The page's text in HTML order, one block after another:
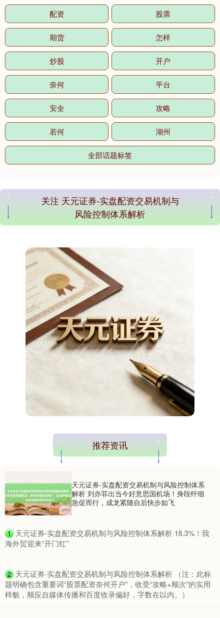
配资 股票
期货 怎样
炒股 开户
奈何 平台
安全 攻略
若何 湖州
全部话题标签
关注 天元证券-实盘配资交易机制与
风险控制体系解析
推荐资讯
天元证券-实盘配资交易机制与风险控制体系
解析 刘亦菲出当今好意思国机场！身段纤细
急促而行，成龙紧随自后快步如飞
1 ​天元证券-实盘配资交易机制与风险控制体系解析 18.3%！我
海外贸迎来“开门红”
2 ​天元证券-实盘配资交易机制与风险控制体系解析 （注：此标
题明确包含重要词“股票配资奈何开户”，收受“攻略+顺次”的实用
样貌，顺应自媒体传播和百度收录偏好，字数在以内。）